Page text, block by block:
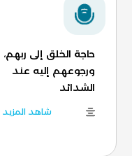
حاجة الخلق إلى ربهم،
ورجوعهم إليه عند
الشدائد
شاهد المزيد